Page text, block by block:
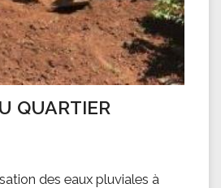
QUARTIER
des eaux pluviales à